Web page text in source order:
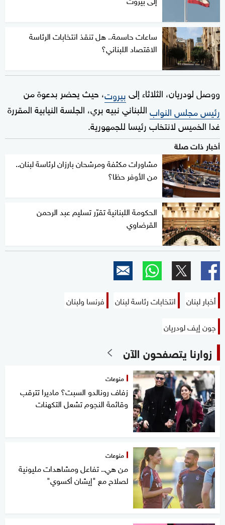
ساعات حاسمة.. هل تنقذ انتخابات الرئاسة
الاقتصاد اللبناني؟
ووصل لودريان، الثلاثاء إلىبيروت، حيث يحضر بدعوة من
رئيس مجلس النواباللبناني نبيه بري، الجلسة النيابية المقررة
غدا الخميس لانتخاب رئيسا للجمهورية.
أخبار ذات صلة
مشاورات مكثفة ومرشحان بارزان لرئاسة لبنان..
من الأوفر حظا؟
الحكومة اللبنانية تقرّر تسليم عبد الرحمن
القرضاوي
أخبار لبنان انتخابات رئاسة لبنان
فرنسا ولبنان
جون إيف لودريان
زوارنا يتصفحون الآن
منوعات
زفاف رونالدو السبت؟ ماديرا تترقب
وقائمة النجوم تشعل التكهنات
منوعات
من هي.. تفاعل ومشاهدات مليونية
لصلاح مع "إيشان أكسوي"